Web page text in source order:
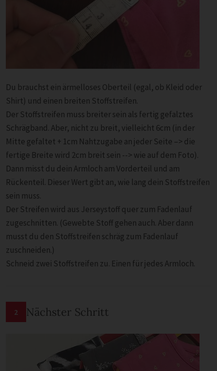
Du brauchst ein ärmelloses Oberteil (egal, ob Kleid oder
Shirt) und einen breiten Stoffstreifen.
Der Stoffstreifen muss breiter sein als fertig gefalztes
Schrägband. Aber, nicht zu breit, vielleicht 6cm (in der
Mitte gefaltet + 1cm Nahtzugabe an jeder Seite –> die
fertige Breite wird 2cm breit sein --> wie auf dem Foto).
Dann misst du dein Armloch am Vorderteil und am
Rückenteil. Dieser Wert gibt an, wie lang dein Stoffstreifen
sein muss.
Der Streifen wird aus Jerseystoff quer zum Fadenlauf
zugeschnitten. (Gewebte Stoff gehen auch. Aber dann
musst du den Stoffstreifen schräg zum Fadenlauf
zuschneiden.)
Schneid zwei Stoffstreifen zu. Einen für jedes Armloch.
2 Nächster Schritt